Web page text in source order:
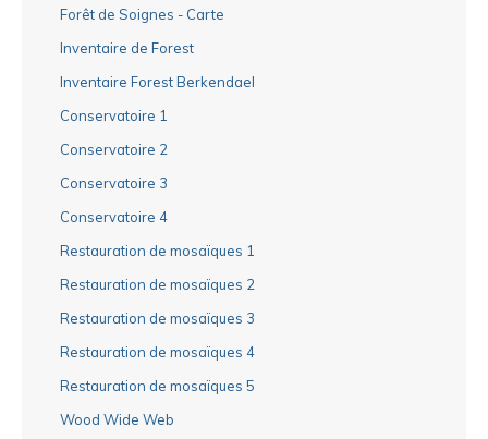
Forêt de Soignes - Carte
Inventaire de Forest
Inventaire Forest Berkendael
Conservatoire 1
Conservatoire 2
Conservatoire 3
Conservatoire 4
Restauration de mosaïques 1
Restauration de mosaïques 2
Restauration de mosaïques 3
Restauration de mosaïques 4
Restauration de mosaïques 5
Wood Wide Web